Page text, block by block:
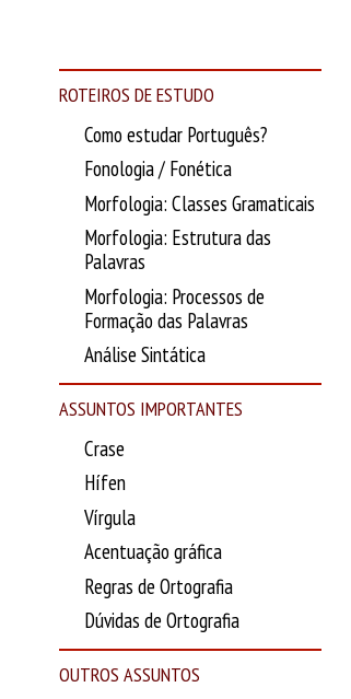
ROTEIROS DE ESTUDO
Como estudar Português?
Fonologia / Fonética
Morfologia: Classes Gramaticais
Morfologia: Estrutura das
Palavras
Morfologia: Processos de
Formação das Palavras
Análise Sintática
ASSUNTOS IMPORTANTES
Crase
Hífen
Vírgula
Acentuação gráfica
Regras de Ortografia
Dúvidas de Ortografia
OUTROS ASSUNTOS